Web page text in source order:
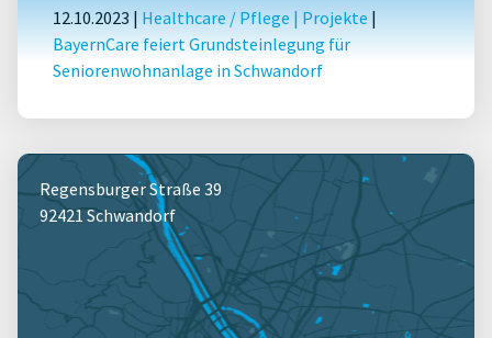
12.10.2023 | Healthcare / Pflege | Projekte |
BayernCare feiert Grundsteinlegung für
Seniorenwohnanlage in Schwandorf
Regensburger Straße 39
92421 Schwandorf